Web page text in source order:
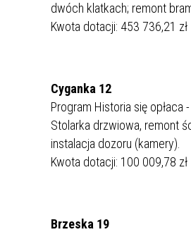
dwóch klatkach; remont
Kwota dotacji: 453 736,21 zł
Cyganka 12
Program Historia się opłaca
Stolarka drzwiowa, remont
instalacja dozoru (kamery).
Kwota dotacji: 100 009,78 zł
Brzeska 19